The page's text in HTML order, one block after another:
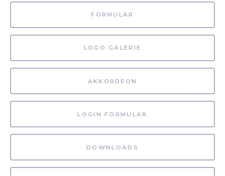
FORMULAR
LOGO GALERIE
AKKORDEON
LOGIN FORMULAR
DOWNLOADS